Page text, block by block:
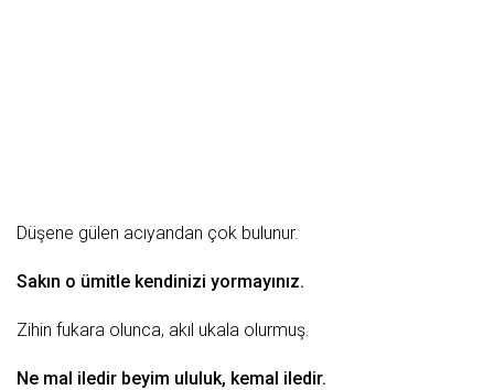
Düşene gülen acıyandan çok bulunur.
Sakın o ümitle kendinizi yormayınız.
Zihin fukara olunca, akıl ukala olurmuş.
Ne mal iledir beyim ululuk, kemal iledir.